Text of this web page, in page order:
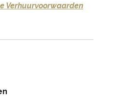
Verhuurvoorwaarden